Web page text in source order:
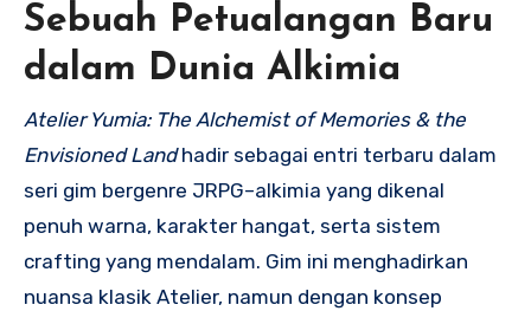
Sebuah Petualangan Baru
dalam Dunia Alkimia
Atelier Yumia: The Alchemist of Memories & the
Envisioned Landhadir sebagai entri terbaru dalam
seri gim bergenre JRPG–alkimia yang dikenal
penuh warna, karakter hangat, serta sistem
crafting yang mendalam. Gim ini menghadirkan
nuansa klasik Atelier, namun dengan konsep